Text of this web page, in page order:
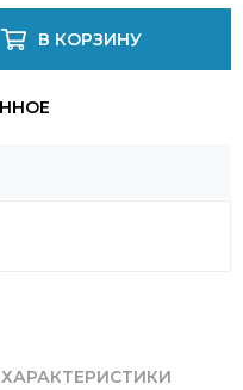
В КОРЗИНУ
ХАРАКТЕРИСТИКИ